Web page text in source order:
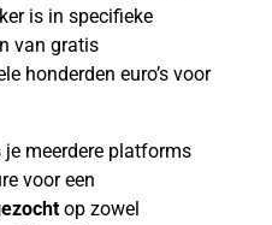
is in specifieke
van gratis
honderden euro’s voor
meerdere platforms
voor een
op zowel